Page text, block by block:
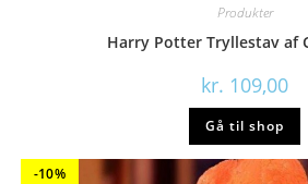
Produkter
Harry Potter Tryllestav af
kr. 109,00
Gå til shop
-10%